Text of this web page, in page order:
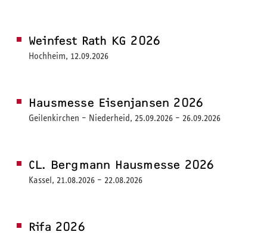
Weinfest Rath KG 2026
Hochheim, 12.09.2026
Hausmesse Eisenjansen 2026
Geilenkirchen – Niederheid, 25.09.2026 – 26.09.2026
CL. Bergmann Hausmesse 2026
Kassel, 21.08.2026 – 22.08.2026
Rifa 2026